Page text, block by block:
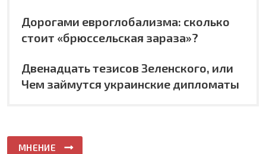
Дорогами евроглобализма: сколько
стоит «брюссельская зараза»?
Двенадцать тезисов Зеленского, или
Чем займутся украинские дипломаты
МНЕНИЕ